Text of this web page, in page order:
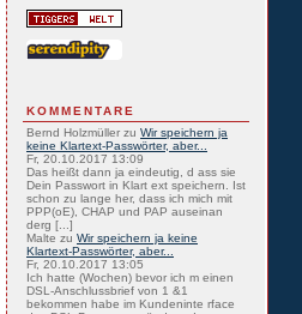
KOMMENTARE
Bernd Holzmüller zu Wir speichern ja
keine Klartext-Passwörter, aber...
Fr, 20.10.2017 13:09
Das heißt dann ja eindeutig, d ass sie
Dein Passwort in Klart ext speichern. Ist
schon zu lange her, dass ich mich mit
PPP(oE), CHAP und PAP auseinan
derg [...]
Malte zu Wir speichern ja keine
Klartext-Passwörter, aber...
Fr, 20.10.2017 13:05
Ich hatte (Wochen) bevor ich m einen
DSL-Anschlussbrief von 1 &1
bekommen habe im Kundeninte rface